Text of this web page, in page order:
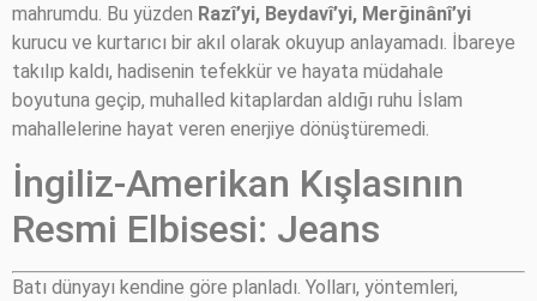
mahrumdu. Bu yüzden Razî’yi, Beydavî’yi, Merğinânî’yi
kurucu ve kurtarıcı bir akıl olarak okuyup anlayamadı. İbareye
takılıp kaldı, hadisenin tefekkür ve hayata müdahale
boyutuna geçip, muhalled kitaplardan aldığı ruhu İslam
mahallelerine hayat veren enerjiye dönüştüremedi.
İngiliz-Amerikan Kışlasının
Resmi Elbisesi: Jeans
Batı dünyayı kendine göre planladı. Yolları, yöntemleri,